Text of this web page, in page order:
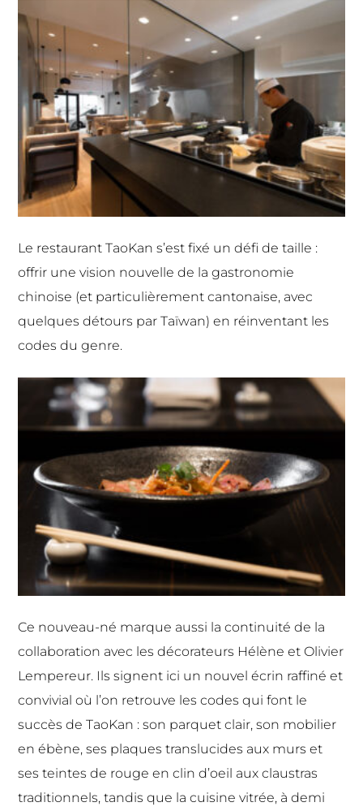
Le restaurant TaoKan s’est fixé un défi de taille :
offrir une vision nouvelle de la gastronomie
chinoise (et particulièrement cantonaise, avec
quelques détours par Taïwan) en réinventant les
codes du genre.
Ce nouveau-né marque aussi la continuité de la
collaboration avec les décorateurs Hélène et Olivier
Lempereur. Ils signent ici un nouvel écrin raffiné et
convivial où l’on retrouve les codes qui font le
succès de TaoKan : son parquet clair, son mobilier
en ébène, ses plaques translucides aux murs et
ses teintes de rouge en clin d’oeil aux claustras
traditionnels, tandis que la cuisine vitrée, à demi